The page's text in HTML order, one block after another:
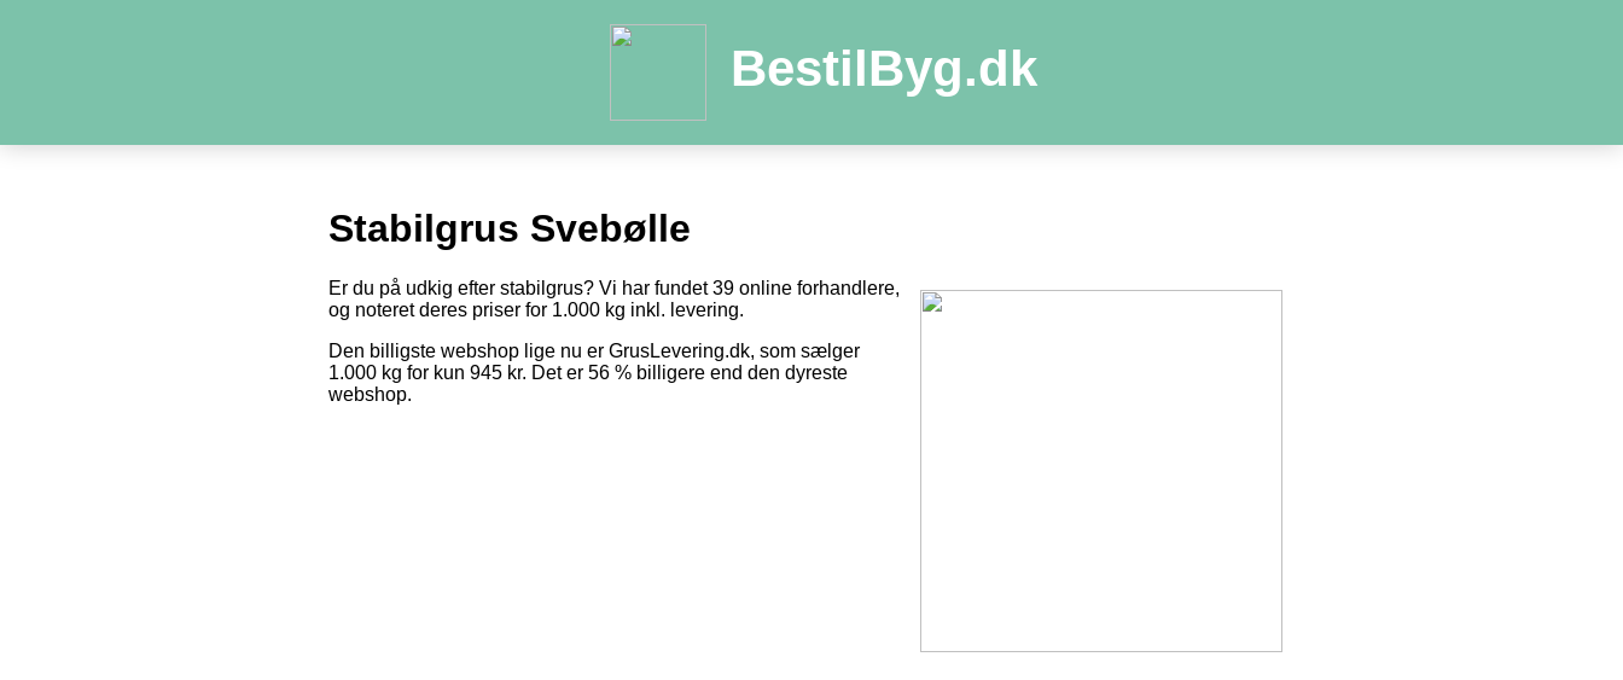
BestilByg.dk
Stabilgrus Svebølle
Er du på udkig efter stabilgrus? Vi har fundet 39 online forhandlere,
og noteret deres priser for 1.000 kg inkl. levering.
Den billigste webshop lige nu er GrusLevering.dk, som sælger
1.000 kg for kun 945 kr. Det er 56 % billigere end den dyreste
webshop.